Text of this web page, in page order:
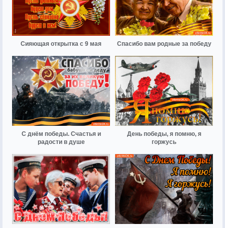
Сияющая открытка с 9 мая Спасибо вам родные за победу
С днём победы. Счастья и
радости в душе
День победы, я помню, я
горжусь